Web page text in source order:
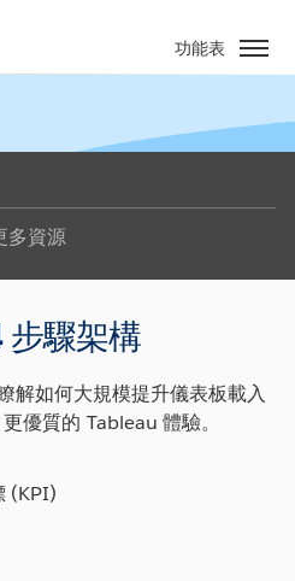
功能表
多資源
步驟架構
解如何大規模提升儀表板載入
優質的 Tableau 體驗。
(KPI)